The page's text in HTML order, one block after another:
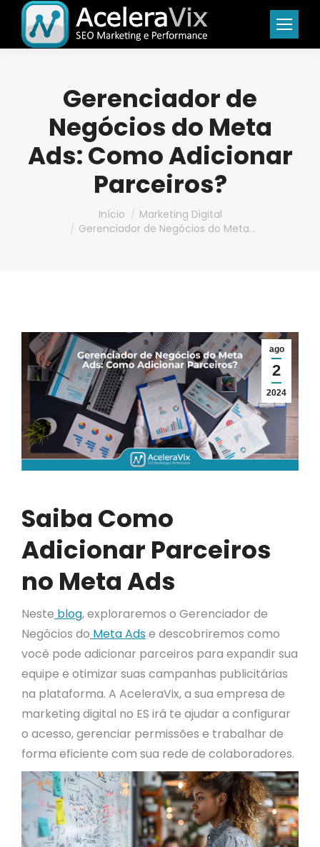
Gerenciador de
Negócios do Meta
Ads: Como Adicionar
Parceiros?
Você está aqui:Início
Marketing Digital
Gerenciador de Negócios do Meta…
ago
2
2024
Saiba Como
Adicionar Parceiros
no Meta Ads
Neste blog, exploraremos o Gerenciador de
Negócios do Meta Adse descobriremos como
você pode adicionar parceiros para expandir sua
equipe e otimizar suas campanhas publicitárias
na plataforma. A AceleraVix, a sua empresa de
marketing digital no ES irá te ajudar a configurar
o acesso, gerenciar permissões e trabalhar de
forma eficiente com sua rede de colaboradores.